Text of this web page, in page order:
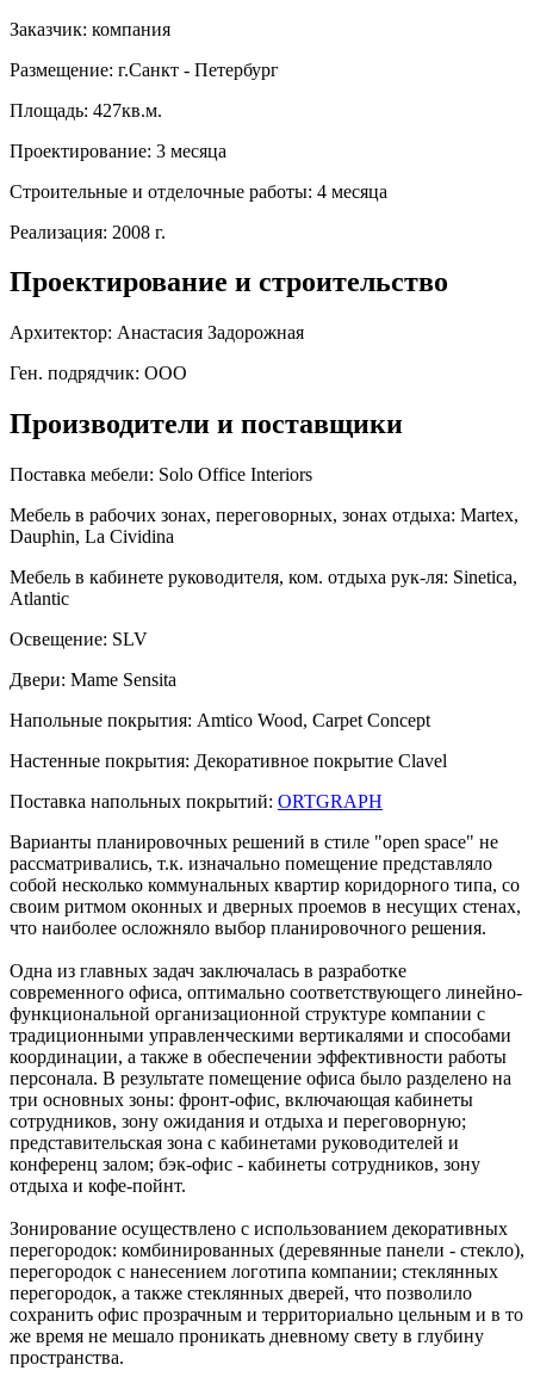
Заказчик: компания
Размещение: г.Санкт - Петербург
Площадь: 427кв.м.
Проектирование: 3 месяца
Строительные и отделочные работы: 4 месяца
Реализация: 2008 г.
Проектирование и строительство
Архитектор: Анастасия Задорожная
Ген. подрядчик: OOO
Производители и поставщики
Поставка мебели: Solo Office Interiors
Мебель в рабочих зонах, переговорных, зонах отдыха: Martex,
Dauphin, La Cividina
Мебель в кабинете руководителя, ком. отдыха рук-ля: Sinetica,
Atlantic
Освещение: SLV
Двери: Mame Sensita
Напольные покрытия: Amtico Wood, Carpet Concept
Настенные покрытия: Декоративное покрытие Clavel
Поставка напольных покрытий: ORTGRAPH
Варианты планировочных решений в стиле "open space" не
рассматривались, т.к. изначально помещение представляло
собой несколько коммунальных квартир коридорного типа, со
своим ритмом оконных и дверных проемов в несущих стенах,
что наиболее осложняло выбор планировочного решения.
Одна из главных задач заключалась в разработке
современного офиса, оптимально соответствующего линейно-
функциональной организационной структуре компании с
традиционными управленческими вертикалями и способами
координации, а также в обеспечении эффективности работы
персонала. В результате помещение офиса было разделено на
три основных зоны: фронт-офис, включающая кабинеты
сотрудников, зону ожидания и отдыха и переговорную;
представительская зона с кабинетами руководителей и
конференц залом; бэк-офис - кабинеты сотрудников, зону
отдыха и кофе-пойнт.
Зонирование осуществлено с использованием декоративных
перегородок: комбинированных (деревянные панели - стекло),
перегородок с нанесением логотипа компании; стеклянных
перегородок, а также стеклянных дверей, что позволило
сохранить офис прозрачным и территориально цельным и в то
же время не мешало проникать дневному свету в глубину
пространства.